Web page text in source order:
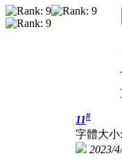
11#
字體大小:
2023/